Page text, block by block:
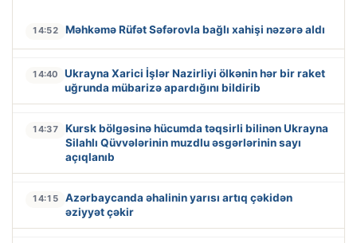
14:52 Məhkəmə Rüfət Səfərovla bağlı xahişi nəzərə aldı
14:40
Ukrayna Xarici İşlər Nazirliyi ölkənin hər bir raket
uğrunda mübarizə apardığını bildirib
14:37
Kursk bölgəsinə hücumda təqsirli bilinən Ukrayna
Silahlı Qüvvələrinin muzdlu əsgərlərinin sayı
açıqlanıb
14:15
Azərbaycanda əhalinin yarısı artıq çəkidən
əziyyət çəkir